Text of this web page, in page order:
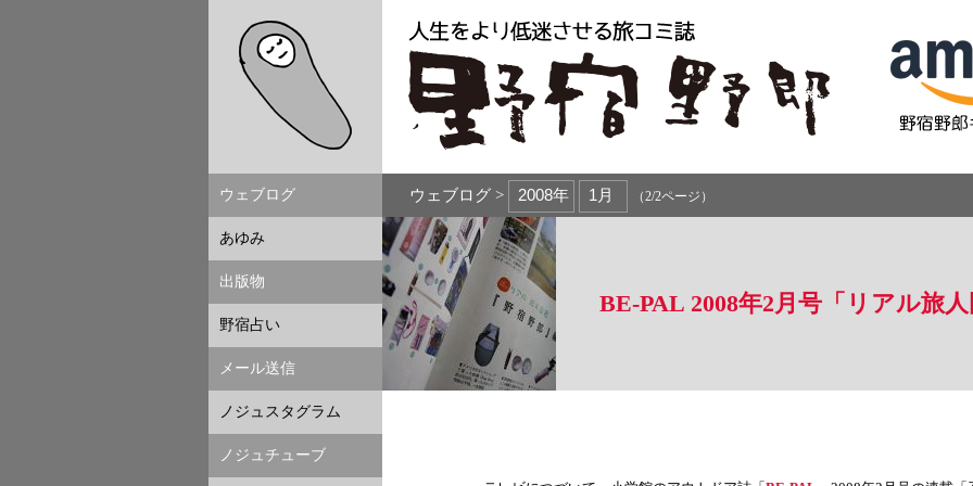
ウェブログ
あゆみ
出版物
野宿占い
メール送信
ノジュスタグラム
ノジュチューブ
ウェブログ > （2/2ページ）
BE-PAL 2008年2月号「リアル旅